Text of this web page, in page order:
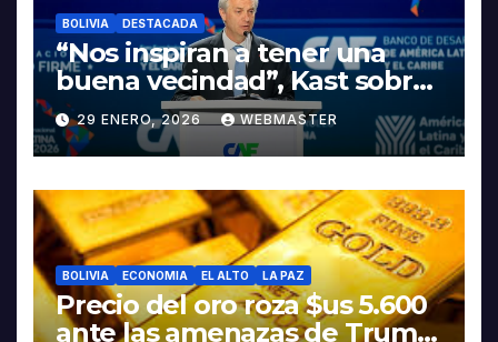
BOLIVIA DESTACADA
“Nos inspiran a tener una
buena vecindad”, Kast sobre
discurso del presidente
Rodrigo Paz
29 ENERO, 2026 WEBMASTER
BOLIVIA ECONOMIA EL ALTO LA PAZ
Precio del oro roza $us 5.600
ante las amenazas de Trump